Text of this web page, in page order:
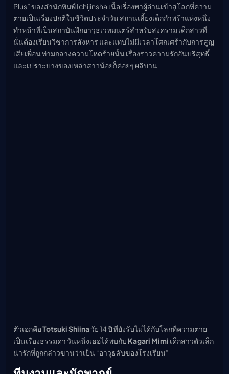
Plus” ของสำนักพิมพ์ Ichijinsha เนื้อเรื่องพาผู้อ่านเข้าสู่โลกที่ความ
ตายเป็นเรื่องปกติในชีวิตประจำวัน สถานเลี้ยงเด็กกำพร้าแห่งหนึ่ง
ทำหน้าที่เป็นสถาบันฝึกอาวุธเวทมนตร์สำหรับสงคราม เด็กสาวที่
นั่นต้องเรียนวิชาการสังหาร และแทบไม่มีเวลาโศกเศร้ากับการสูญ
เสียเพื่อน ท่ามกลางความโหดร้ายนั้น เรื่องราวความรักอันบริสุทธิ์
และเปราะบางของเหล่าสาวน้อยก็ค่อยๆ ผลิบาน
ตัวเอกคือTotsuki Shiinaวัย 14 ปี ที่ยังรับไม่ได้กับโลกที่ความตาย
เป็นเรื่องธรรมดา วันหนึ่งเธอได้พบกับ Kagari Mimi เด็กสาวตัวเล็ก
น่ารักที่ถูกกล่าวขานว่าเป็น “อาวุธลับของโรงเรียน”